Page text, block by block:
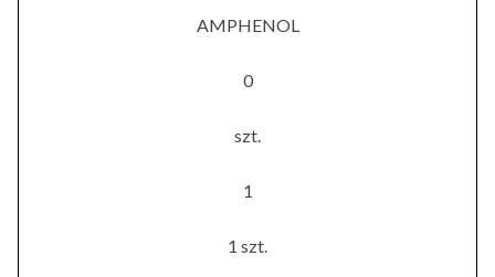
AMPHENOL
0
szt.
1
1 szt.